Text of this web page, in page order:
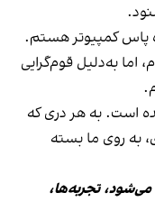
پاس کمپیوتر هستم.
اما به‌دلیل قوم‌گرایی
است. به هر دری که
به روی ما بسته
می‌شود، تجربه‌ها،